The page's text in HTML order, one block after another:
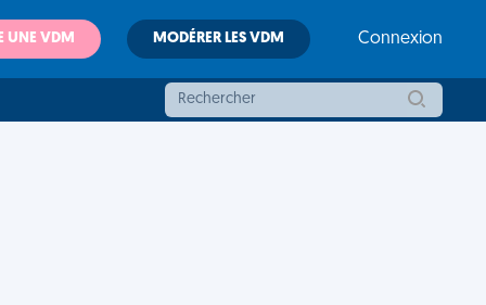
UNE VDM MODÉRER LES VDM Connexion